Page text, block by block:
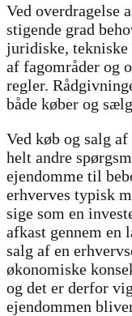
Ved overdragelse
stigende grad
juridiske,
af fagområder og
regler.
både køber og
Ved køb og salg
helt andre
ejendomme til
erhverves typisk
sige som en
afkast gennem en
salg af en
økonomiske
og det er derfor
ejendommen